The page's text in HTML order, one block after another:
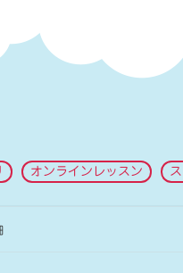
オンラインレッスン